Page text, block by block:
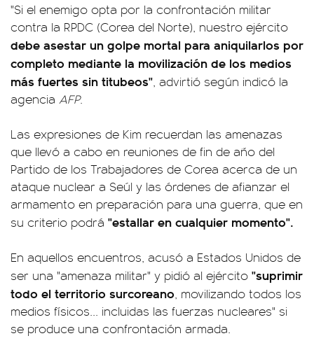
"Si el enemigo opta por la confrontación militar
contra la RPDC (Corea del Norte), nuestro ejército
debe asestar un golpe mortal para aniquilarlos por
completo mediante la movilización de los medios
más fuertes sin titubeos", advirtió según indicó la
agencia AFP.
Las expresiones de Kim recuerdan las amenazas
que llevó a cabo en reuniones de fin de año del
Partido de los Trabajadores de Corea acerca de un
ataque nuclear a Seúl y las órdenes de afianzar el
armamento en preparación para una guerra, que en
su criterio podrá "estallar en cualquier momento".
En aquellos encuentros, acusó a Estados Unidos de
ser una "amenaza militar" y pidió al ejército "suprimir
todo el territorio surcoreano, movilizando todos los
medios físicos... incluidas las fuerzas nucleares" si
se produce una confrontación armada.